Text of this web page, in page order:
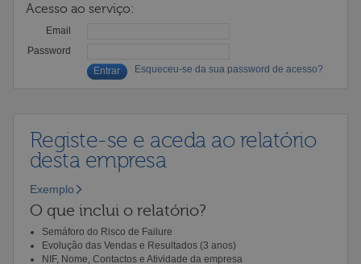
Acesso ao serviço:
Email
Password
Esqueceu-se da sua password de acesso?
Registe-se e aceda ao relatório
desta empresa
Exemplo
O que inclui o relatório?
Semáforo do Risco de Failure
Evolução das Vendas e Resultados (3 anos)
NIF, Nome, Contactos e Atividade da empresa